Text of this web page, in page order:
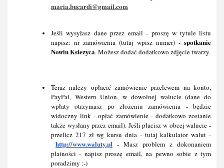
maria.bucardi@gmail.com
Jeśli wysyłasz dane przez email - proszę w tytule listu
napisz: nr zamówienia (tutaj wpisz numer) - spotkanie
Nowiu Ksiezyca. Możesz dodać dodatkowo zdjęcie twarzy.
Teraz należy opłacić zamówienie przelewem na konto,
PayPal, Western Union, w dowolnej walucie (dane do
wpłaty otrzymasz po złożeniu zamówienia - będzie
widoczny link - opłać zamówienie - dodatkowo zostanie
także wysłany przez email). Jeśli płacisz w obcej walucie -
przelicz 217 zł wg kursu dnia - tutaj kalkulator walut -
http://www.waluty.pl - Masz problem z dokonaniem
płatności - napisz proszę email, na pewno sobie z tym
poradzimy :-)